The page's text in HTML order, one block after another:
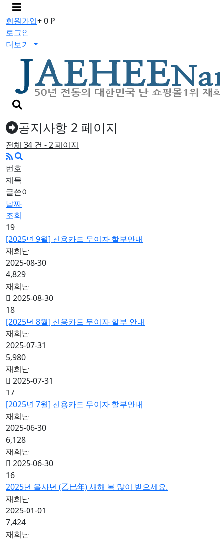
메
뉴
버
튼
회원가입+ 0 P
로그인
더보기
검
색
버
튼공지사항 2 페이지
전체 34 건 - 2 페이지
번호
제목
글쓴이
날짜
조회
19
[2025년 9월] 신용카드 무이자 할부안내
재희난
2025-08-30
4,829
재희난
2025-08-30
18
[2025년 8월] 신용카드 무이자 할부 안내
재희난
2025-07-31
5,980
재희난
2025-07-31
17
[2025년 7월] 신용카드 무이자 할부안내
재희난
2025-06-30
6,128
재희난
2025-06-30
16
2025년 을사년 (乙巳年) 새해 복 많이 받으세요.
재희난
2025-01-01
7,424
재희난